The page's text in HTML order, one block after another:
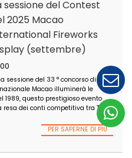
Settembre 2025
Jiuxi River Lantern
Fireworks Show
di admin il 2025 - 09 -
12:00:00
di fuochi d'artificio del
fu grandioso.
PER